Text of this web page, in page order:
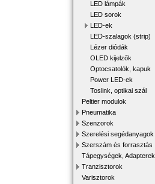
LED lámpák
LED sorok
LED-ek
LED-szalagok (strip)
Lézer diódák
OLED kijelzők
Optocsatolók, kapuk
Power LED-ek
Toslink, optikai szál
Peltier modulok
Pneumatika
Szenzorok
Szerelési segédanyagok
Szerszám és forrasztás
Tápegységek, Adapterek
Tranzisztorok
Varisztorok